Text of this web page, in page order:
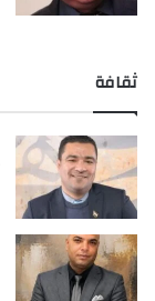
ثقافة